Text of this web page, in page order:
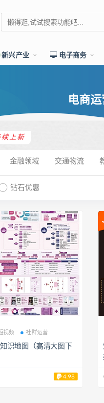
新兴产业 电子商务
电商运
续上新
金融领域 交通物流
钻石优惠
视频 社群运营
识地图（高清大图下
4.98